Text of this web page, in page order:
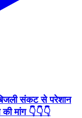
संकट से परेशान
मांग 👇👇👇